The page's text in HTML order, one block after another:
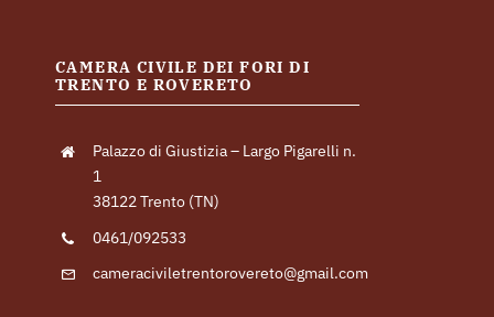
CAMERA CIVILE DEI FORI DI
TRENTO E ROVERETO
Palazzo di Giustizia – Largo Pigarelli n.
1
38122 Trento (TN)
0461/092533
cameraciviletrentorovereto@gmail.com